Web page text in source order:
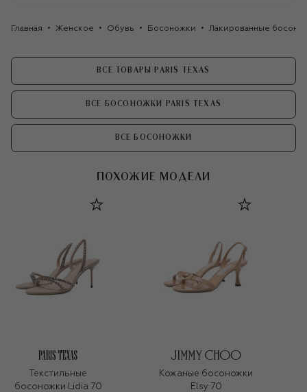
Главная Женское Обувь Босоножки Лакированные
ВСЕ ТОВАРЫ PARIS TEXAS
ВСЕ БОСОНОЖКИ PARIS TEXAS
ВСЕ БОСОНОЖКИ
ПОХОЖИЕ МОДЕЛИ
Текстильные
босоножки Lidia 70
Кожаные босоножки
Elsy 70